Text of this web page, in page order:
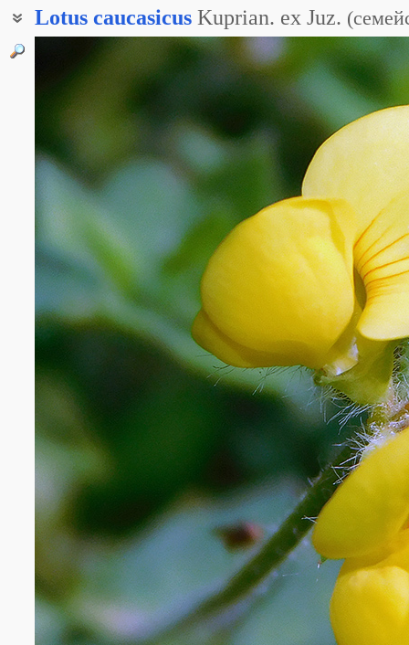
Lotus caucasicus Kuprian. ex Juz. (